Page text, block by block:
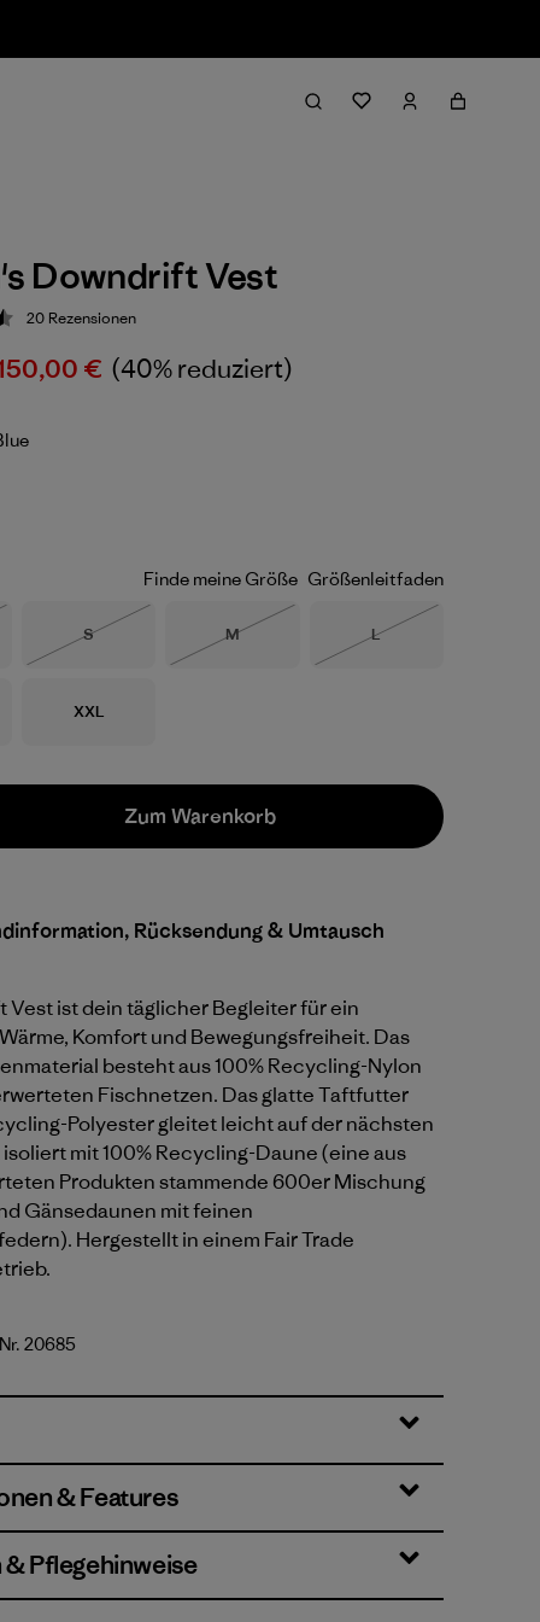
Downdrift Vest
4.6 / 5
20 Rezensionen
€ (40% reduziert)
Finde meine Größe Größenleitfaden
Größe
S
Nicht lieferbar
Größe
M
Nicht lieferbar
Größe
L
Größe
XXL
Zum Warenkorb
Rücksendung & Umtausch
Vest ist dein täglicher Begleiter für ein
Komfort und Bewegungsfreiheit. Das
besteht aus 100% Recycling-Nylon
Fischnetzen. Das glatte Taftfutter
Polyester gleitet leicht auf der nächsten
mit 100% Recycling-Daune (eine aus
Produkten stammende 600er Mischung
Gänsedaunen mit feinen
Hergestellt in einem Fair Trade
20685
& Features
Pflegehinweise